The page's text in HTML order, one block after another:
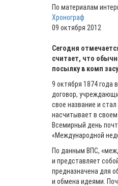
По материалам
Хронограф
09 октября 2012
Сегодня
считает, что
посылку в комп
9 октября 1874 года
договор,
свое название и
насчитывает в
Всемирный день
«Международной
По данным ВПС,
и представляет
предназначена для
и обмена идеями.